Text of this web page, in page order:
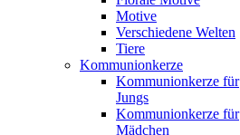
Motive
Verschiedene Welten
Tiere
Kommunionkerze
Kommunionkerze für
Jungs
Kommunionkerze für
Mädchen